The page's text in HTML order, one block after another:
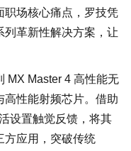
职场核心痛点，罗技凭
革新性解决方案，让
MX Master 4 高性能无
性能射频芯片。借助
设置触觉反馈，将其
方应用，突破传统